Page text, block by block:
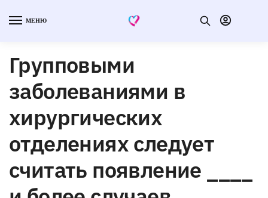
МЕНЮ
Групповыми
заболеваниями в
хирургических
отделениях следует
считать появление ____